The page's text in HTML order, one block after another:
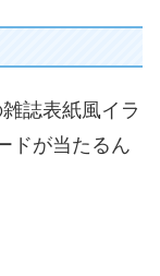
誌表紙風イラ
ドが当たるん